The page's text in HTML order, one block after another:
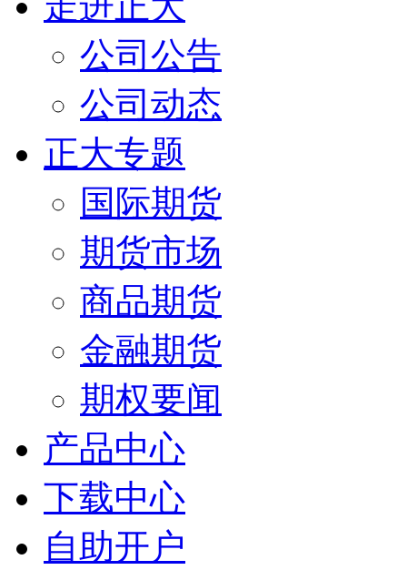
公司公告
公司动态
正大专题
国际期货
期货市场
商品期货
金融期货
期权要闻
产品中心
下载中心
自助开户